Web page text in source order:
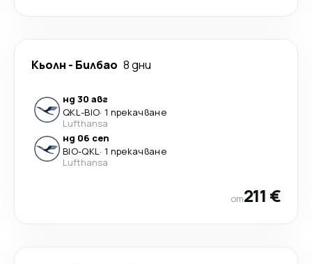
Кьолн - Билбао 8 дни
нд 30 авг
QKL-BIO· 1 прекачване
Lufthansa
нд 06 сеп
BIO-QKL· 1 прекачване
Lufthansa
от211 €